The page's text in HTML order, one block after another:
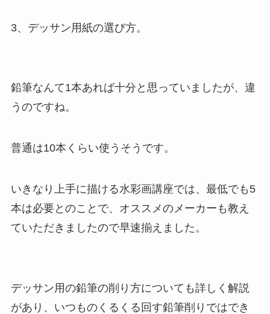
3、デッサン用紙の選び方。
鉛筆なんて1本あれば十分と思っていましたが、違
うのですね。
普通は10本くらい使うそうです。
いきなり上手に描ける水彩画講座では、最低でも5
本は必要とのことで、オススメのメーカーも教え
ていただきましたので早速揃えました。
デッサン用の鉛筆の削り方についても詳しく解説
があり、いつものくるくる回す鉛筆削りではでき